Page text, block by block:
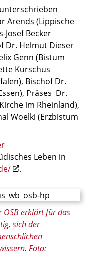
OSB erklärt für das
sich der
Foto:
Arends (Lippische
Josef Becker
Dr. Helmut Dieser
Genn (Bistum
Kurschus
Bischof Dr.
Präses Dr.
im Rheinland),
Woelki (Erzbistum
Leben in
.